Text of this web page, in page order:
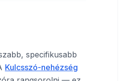
specifikusabb
Kulcsszó-nehézség